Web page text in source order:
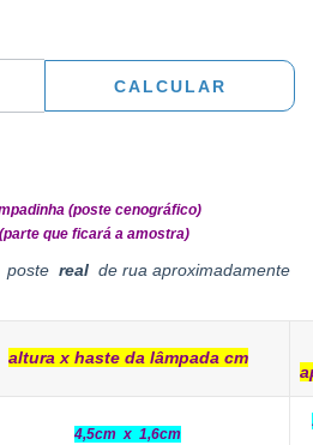
CALCULAR
(poste cenográfico)
(parte que ficará a amostra)
poste real de rua aproximadamente
altura x haste da lâmpada cm
4,5cm x 1,6cm